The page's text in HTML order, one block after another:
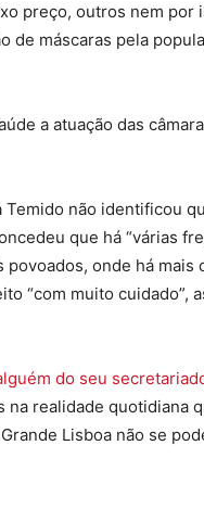
preço, outros nem por
máscaras pela
a atuação das
não identificou
que há “várias
povoados, onde há mais
“com muito cuidado”,
do seu
realidade quotidiana
Lisboa não se